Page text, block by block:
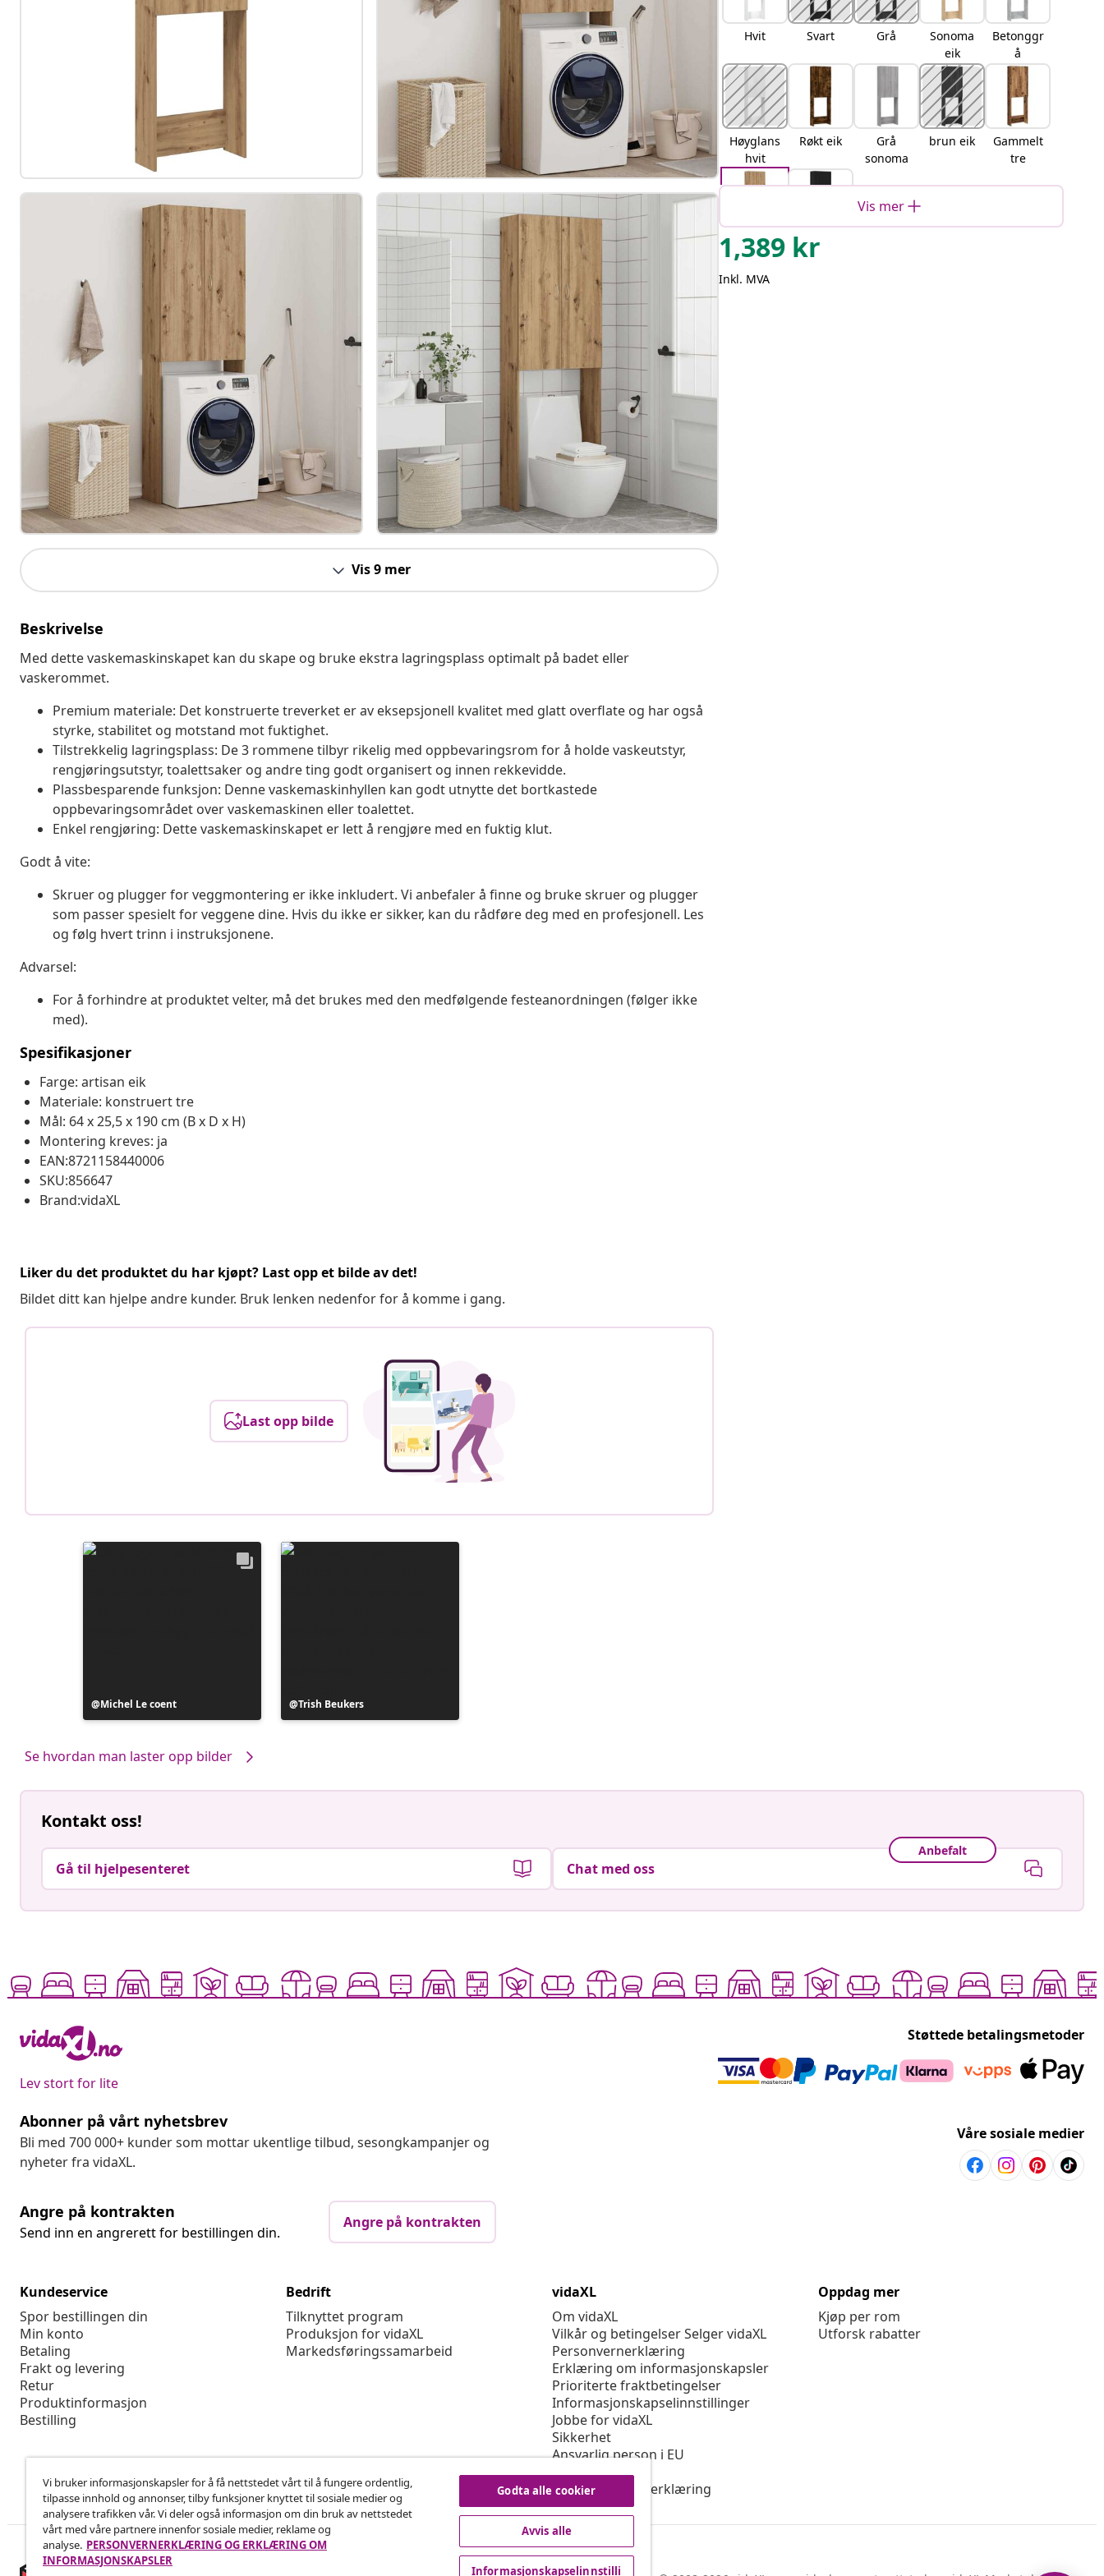
Vis 9 mer
Beskrivelse
Med dette vaskemaskinskapet kan du skape og bruke ekstra lagringsplass optimalt på badet eller
vaskerommet.
Premium materiale: Det konstruerte treverket er av eksepsjonell kvalitet med glatt overflate og har også
styrke, stabilitet og motstand mot fuktighet.
Tilstrekkelig lagringsplass: De 3 rommene tilbyr rikelig med oppbevaringsrom for å holde vaskeutstyr,
rengjøringsutstyr, toalettsaker og andre ting godt organisert og innen rekkevidde.
Plassbesparende funksjon: Denne vaskemaskinhyllen kan godt utnytte det bortkastede
oppbevaringsområdet over vaskemaskinen eller toalettet.
Enkel rengjøring: Dette vaskemaskinskapet er lett å rengjøre med en fuktig klut.
Godt å vite:
Skruer og plugger for veggmontering er ikke inkludert. Vi anbefaler å finne og bruke skruer og plugger
som passer spesielt for veggene dine. Hvis du ikke er sikker, kan du rådføre deg med en profesjonell. Les
og følg hvert trinn i instruksjonene.
Advarsel:
For å forhindre at produktet velter, må det brukes med den medfølgende festeanordningen (følger ikke
med).
Spesifikasjoner
Farge: artisan eik
Materiale: konstruert tre
Mål: 64 x 25,5 x 190 cm (B x D x H)
Montering kreves: ja
EAN:8721158440006
SKU:856647
Brand:vidaXL
Liker du det produktet du har kjøpt? Last opp et bilde av det!
Bildet ditt kan hjelpe andre kunder. Bruk lenken nedenfor for å komme i gang.
Last opp bilde
Innlegg
publisert
Michel Le coent
Innlegg
publisert
Trish Beukers
Se hvordan man laster opp bilder
Hvit Svart Grå
Sonoma
eik
Betonggr
å
Høyglans
hvit
Røkt eik
Grå
sonoma
brun eik
Gammelt
tre
artisan
Svart eik
Vis mer
1,389 kr
Inkl. MVA
Kontakt oss!
Gå til hjelpesenteret
Anbefalt
Chat med oss
Lev stort for lite
Støttede betalingsmetoder
Abonner på vårt nyhetsbrev
Bli med 700 000+ kunder som mottar ukentlige tilbud, sesongkampanjer og
nyheter fra vidaXL.
Våre sosiale medier
Angre på kontrakten
Send inn en angrerett for bestillingen din.
Angre på kontrakten
Kundeservice
Spor bestillingen din
Min konto
Betaling
Frakt og levering
Retur
Produktinformasjon
Bestilling
Bedrift
Tilknyttet program
Produksjon for vidaXL
Markedsføringssamarbeid
vidaXL
Om vidaXL
Vilkår og betingelser Selger vidaXL
Personvernerklæring
Erklæring om informasjonskapsler
Prioriterte fraktbetingelser
Informasjonskapselinnstillinger
Jobbe for vidaXL
Sikkerhet
Ansvarlig person i EU
Politikken EPR
Tilgjengelighetserklæring
Oppdag mer
Kjøp per rom
Utforsk rabatter
Vi bruker informasjonskapsler for å få nettstedet vårt til å fungere ordentlig,
tilpasse innhold og annonser, tilby funksjoner knyttet til sosiale medier og
analysere trafikken vår. Vi deler også informasjon om din bruk av nettstedet
vårt med våre partnere innenfor sosiale medier, reklame og
analyse. PERSONVERNERKLÆRING OG ERKLÆRING OM
INFORMASJONSKAPSLER
Godta alle cookier
Avvis alle
Informasjonskapselinnstilli